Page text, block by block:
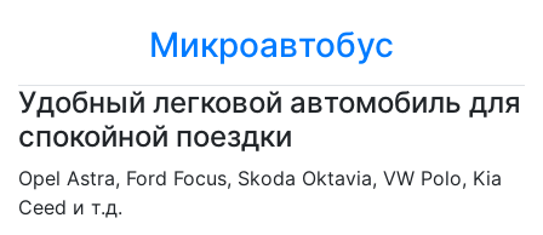
Микроавтобус
Удобный легковой автомобиль для
спокойной поездки
Opel Astra, Ford Focus, Skoda Oktavia, VW Polo, Kia
Ceed и т.д.